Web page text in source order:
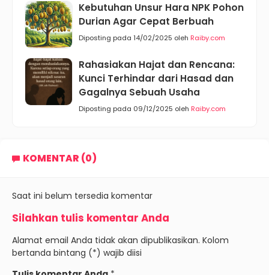
Kebutuhan Unsur Hara NPK Pohon
Durian Agar Cepat Berbuah
Diposting pada 14/02/2025 oleh Raiby.com
Rahasiakan Hajat dan Rencana:
Kunci Terhindar dari Hasad dan
Gagalnya Sebuah Usaha
Diposting pada 09/12/2025 oleh Raiby.com
KOMENTAR (0)
Saat ini belum tersedia komentar
Silahkan tulis komentar Anda
Alamat email Anda tidak akan dipublikasikan. Kolom
bertanda bintang (*) wajib diisi